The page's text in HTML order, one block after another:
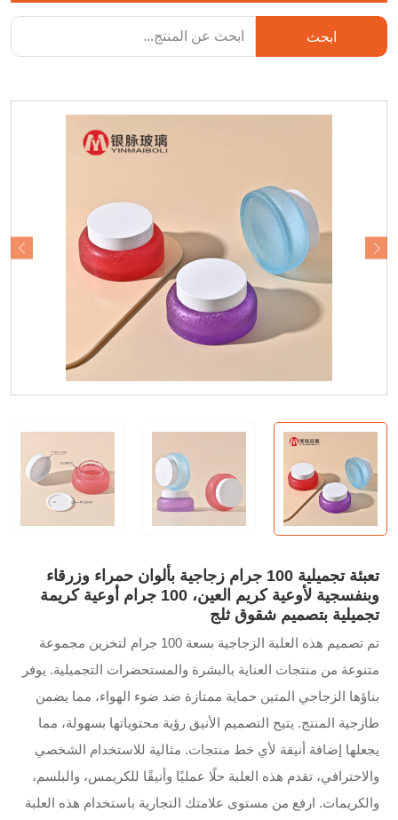
ابحث
تعبئة تجميلية 100 جرام زجاجية بألوان حمراء وزرقاء
وبنفسجية لأوعية كريم العين، 100 جرام أوعية كريمة
تجميلية بتصميم شقوق ثلج
تم تصميم هذه العلبة الزجاجية بسعة 100 جرام لتخزين مجموعة
متنوعة من منتجات العناية بالبشرة والمستحضرات التجميلية. يوفر
بناؤها الزجاجي المتين حماية ممتازة ضد ضوء الهواء، مما يضمن
طازجية المنتج. يتيح التصميم الأنيق رؤية محتوياتها بسهولة، مما
يجعلها إضافة أنيقة لأي خط منتجات. مثالية للاستخدام الشخصي
والاحترافي، تقدم هذه العلبة حلًا عمليًا وأنيقًا للكريمس، والبلسم،
والكريمات. ارفع من مستوى علامتك التجارية باستخدام هذه العلبة